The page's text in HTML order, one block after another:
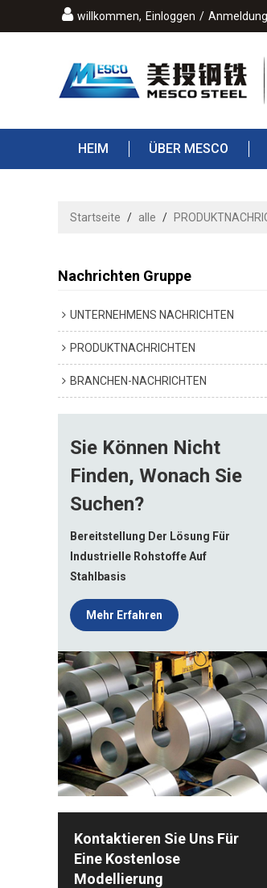
willkommen, Einloggen / Anmeldung
HEIM ÜBER MESCO
Startseite / alle /
Nachrichten Gruppe
UNTERNEHMENS NACHRICHTEN
PRODUKTNACHRICHTEN
BRANCHEN-NACHRICHTEN
Sie Können Nicht
Finden, Wonach Sie
Suchen?
Bereitstellung Der Lösung Für
Industrielle Rohstoffe Auf
Stahlbasis
Mehr Erfahren
Kontaktieren Sie Uns Für
Eine Kostenlose
Modellierung